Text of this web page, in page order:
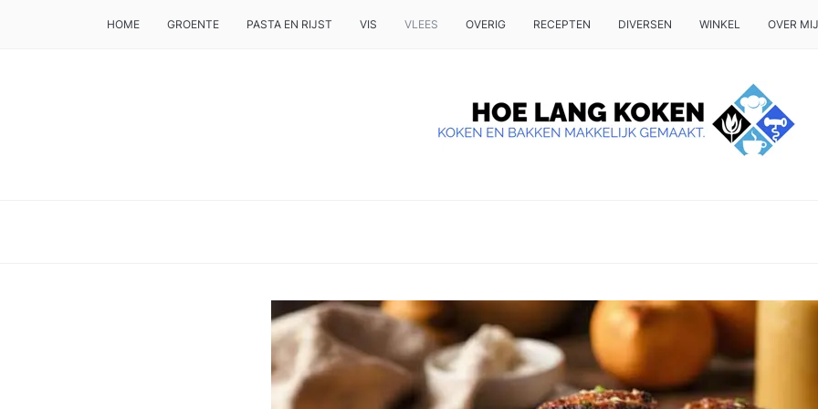
HOME GROENTE PASTA EN RIJST VIS VLEES OVERIG RECEPTEN DIVERSEN WINKEL OVER MIJ